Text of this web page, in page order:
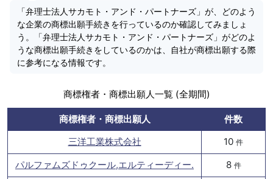
「弁理士法人サカモト・アンド・パートナーズ」が、どのよう
な企業の商標出願手続きを行っているのか確認してみましょ
う。「弁理士法人サカモト・アンド・パートナーズ」がどのよ
うな商標出願手続きをしているのかは、自社が商標出願する際
に参考になる情報です。
商標権者・商標出願人一覧 (全期間)
商標権者・商標出願人
件数
三洋工業株式会社
10 件
パルファムズドゥクール,エルティーディー. 8 件